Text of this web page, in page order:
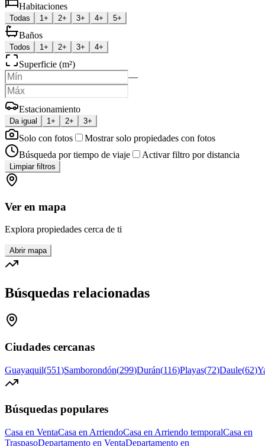
Habitaciones
Todas 1+ 2+ 3+ 4+ 5+
Baños
Todos 1+ 2+ 3+ 4+
Superficie (m²)
—
Estacionamiento
Da igual 1+ 2+ 3+
Solo con fotos
Mostrar solo propiedades con fotos
Búsqueda por tiempo de viaje
Activar filtro por distancia
Limpiar filtros
Ver en mapa
Explora propiedades cerca de ti
Abrir mapa
Búsquedas relacionadas
Ciudades cercanas
Guayaquil(551)Samborondón(299)Durán(116)Playas(72)Daule(62)
Búsquedas populares
Casa en VentaCasa en ArriendoCasa en Arriendo temporalCasa en
TraspasoDepartamento en VentaDepartamento en